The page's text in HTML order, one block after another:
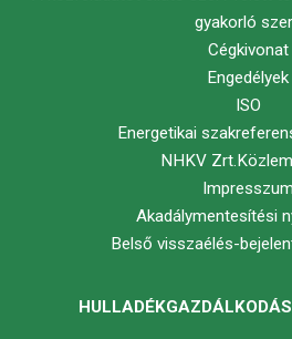
gyakorló
Cégkivonat
Engedélyek
ISO
Energetikai
NHKV
Impresszum
Akadálymentesítési
Belső visszaélés-